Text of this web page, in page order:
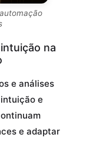
na
e análises
e
e adaptar